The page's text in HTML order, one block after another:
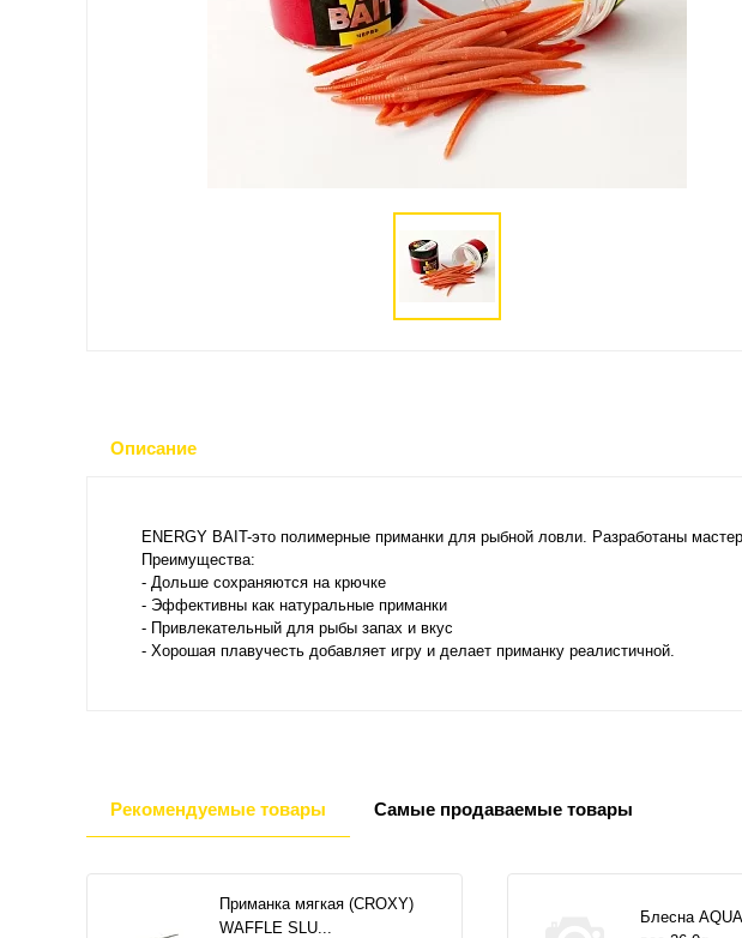
Описание
ENERGY BAIT-это полимерные приманки для рыбной ловли. Разработаны
Преимущества:
- Дольше сохраняются на крючке
- Эффективны как натуральные приманки
- Привлекательный для рыбы запах и вкус
- Хорошая плавучесть добавляет игру и делает приманку реалистичной.
Рекомендуемые товары Самые продаваемые товары
Приманка мягкая (CROXY)
WAFFLE SLU...
Блесна